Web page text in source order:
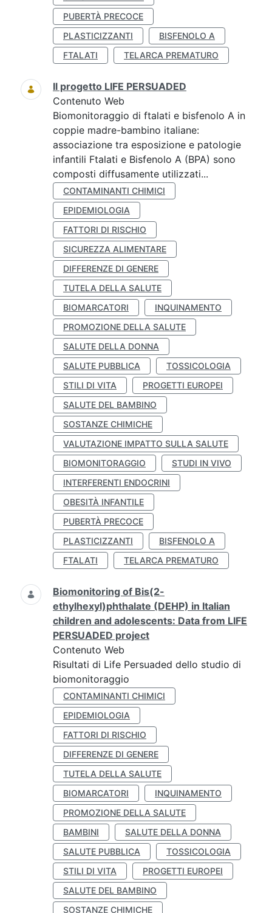
PUBERTÀ PRECOCE
PLASTICIZZANTI
BISFENOLO A
FTALATI
TELARCA PREMATURO
Il progetto LIFE PERSUADED
Contenuto Web
Biomonitoraggio di ftalati e bisfenolo A in
coppie madre-bambino italiane:
associazione tra esposizione e patologie
infantili Ftalati e Bisfenolo A (BPA) sono
composti diffusamente utilizzati...
CONTAMINANTI CHIMICI
EPIDEMIOLOGIA
FATTORI DI RISCHIO
SICUREZZA ALIMENTARE
DIFFERENZE DI GENERE
TUTELA DELLA SALUTE
BIOMARCATORI
INQUINAMENTO
PROMOZIONE DELLA SALUTE
SALUTE DELLA DONNA
SALUTE PUBBLICA
TOSSICOLOGIA
STILI DI VITA
PROGETTI EUROPEI
SALUTE DEL BAMBINO
SOSTANZE CHIMICHE
VALUTAZIONE IMPATTO SULLA SALUTE
BIOMONITORAGGIO
STUDI IN VIVO
INTERFERENTI ENDOCRINI
OBESITÀ INFANTILE
PUBERTÀ PRECOCE
PLASTICIZZANTI
BISFENOLO A
FTALATI
TELARCA PREMATURO
Biomonitoring of Bis(2-
ethylhexyl)phthalate (DEHP) in Italian
children and adolescents: Data from LIFE
PERSUADED project
Contenuto Web
Risultati di Life Persuaded dello studio di
biomonitoraggio
CONTAMINANTI CHIMICI
EPIDEMIOLOGIA
FATTORI DI RISCHIO
DIFFERENZE DI GENERE
TUTELA DELLA SALUTE
BIOMARCATORI
INQUINAMENTO
PROMOZIONE DELLA SALUTE
BAMBINI
SALUTE DELLA DONNA
SALUTE PUBBLICA
TOSSICOLOGIA
STILI DI VITA
PROGETTI EUROPEI
SALUTE DEL BAMBINO
SOSTANZE CHIMICHE